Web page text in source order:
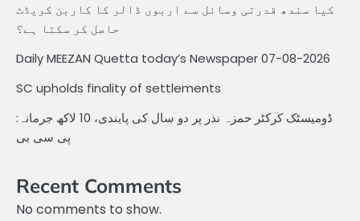
کیا سندھ قدرتی وسائل سے اربوں ڈالر کا کاربن کریڈٹ
حاصل کر سکتا ہے؟
Daily MEEZAN Quetta today’s Newspaper 07-08-2026
SC upholds finality of settlements
ڈومیسٹک کرکٹر حمزہ نذر پر دو سال کی پابندی، 10 لاکھ جرمانہ:
پی سی بی
Recent Comments
No comments to show.